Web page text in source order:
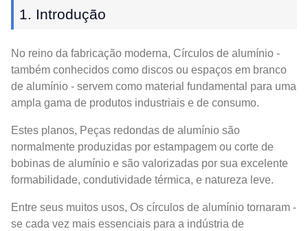
1. Introdução
No reino da fabricação moderna, Círculos de alumínio -
também conhecidos como discos ou espaços em branco
de alumínio - servem como material fundamental para uma
ampla gama de produtos industriais e de consumo.
Estes planos, Peças redondas de alumínio são
normalmente produzidas por estampagem ou corte de
bobinas de alumínio e são valorizadas por sua excelente
formabilidade, condutividade térmica, e natureza leve.
Entre seus muitos usos, Os círculos de alumínio tornaram -
se cada vez mais essenciais para a indústria de